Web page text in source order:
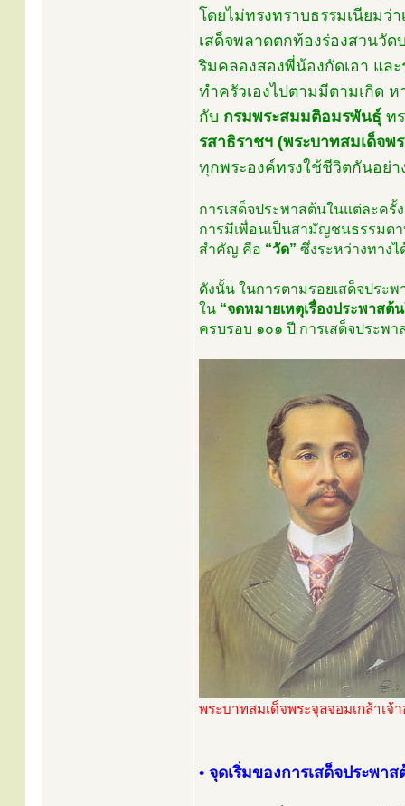
โดยไม่ทรงทราบธรรมเนียมว่
เสด็จพลาดตกท้องร่องสวนวั
ริมคลองสองพี่น้องกัดเอา แล
ทำครัวเองไปตามมีตามเกิด
กับ กรมพระสมมติอมรพันธุ์ ท
รสาธิราชฯ (พระบาทสมเด็จพ
ทุกพระองค์ทรงใช้ชีวิตกันอย่
การเสด็จประพาสต้นในแต่ละครั้
การมีเพื่อนเป็นสามัญชนธรรมด
สำคัญ คือ “วัด” ซึ่งระหว่างทาง
ดังนั้น ในการตามรอยเสด็จประ
ใน “จดหมายเหตุเรื่องประพาสต้
ครบรอบ ๑๐๑ ปี การเสด็จประพ
พระบาทสมเด็จพระจุลจอมเกล้าเจ้
• จุดเริ่มของการเสด็จประพาส